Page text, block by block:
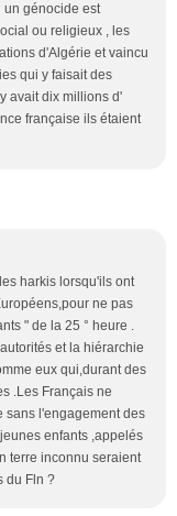
un génocide est
ou religieux , les
d'Algérie et vaincu
qui y faisait des
avait dix millions d'
française ils étaient
harkis lorsqu'ils ont
ne pas
" de la 25 ° heure .
et la hiérarchie
eux qui,durant des
.Les Français ne
sans l'engagement des
enfants ,appelés
terre inconnu seraient
du Fln ?